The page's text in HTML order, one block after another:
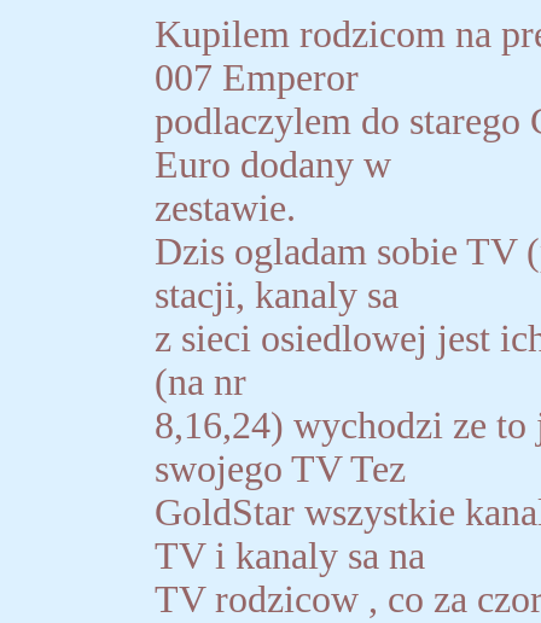
Kupilem rodzicom na
007 Emperor
podlaczylem do starego
Euro dodany w
zestawie.
Dzis ogladam sobie TV
stacji, kanaly sa
z sieci osiedlowej jest
(na nr
8,16,24) wychodzi ze
swojego TV Tez
GoldStar wszystkie
TV i kanaly sa na
TV rodzicow , co za